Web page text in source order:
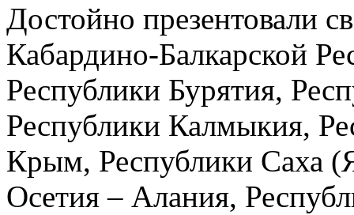
Достойно презентовали
Кабардино-Балкарской
Республики Бурятия,
Республики Калмыкия,
Крым, Республики Саха
Осетия – Алания,